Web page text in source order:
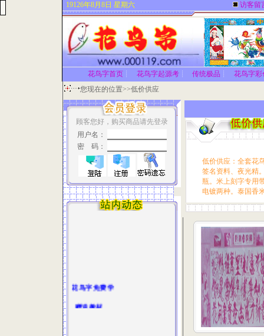
19126年8月8日 星期六 访客留
花鸟字首页┊ 花鸟字起源考┊ 传统极品 ┊
花鸟字彩
您现在的位置>>低价供应
顾客您好，购买商品请先登录
用户名：
密 码：
花鸟字免费学
赠送教材
低价供应：全套花
签名资料、夜光精
瓶。米上刻字专用
电镀两种。泰国香